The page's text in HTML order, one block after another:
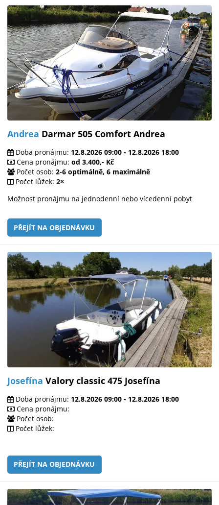
Andrea Darmar 505 Comfort Andrea
Doba pronájmu: 12.8.2026 09:00 - 12.8.2026 18:00
Cena pronájmu: od 3.400,- Kč
Počet osob: 2-6 optimálně, 6 maximálně
Počet lůžek: 2×
Možnost pronájmu na jednodenní nebo vícedenní pobyt
PŘEJÍT NA OBJEDNÁVKU
Josefína Valory classic 475 Josefína
Doba pronájmu: 12.8.2026 09:00 - 12.8.2026 18:00
Cena pronájmu:
Počet osob:
Počet lůžek:
PŘEJÍT NA OBJEDNÁVKU